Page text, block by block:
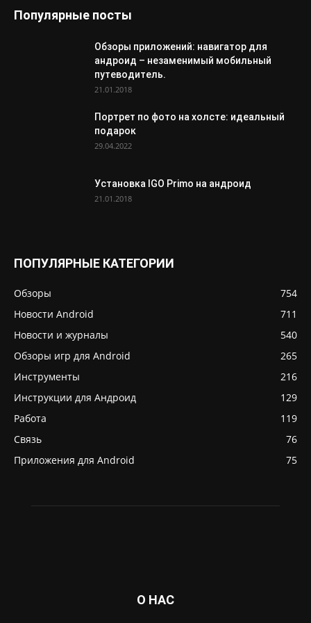
Популярные посты
Обзоры приложений: навигатор для
андроид – незаменимый мобильный
путеводитель.
21.01.2018
Портрет по фото на холсте: идеальный
подарок
29.04.2022
Установка IGO Primo на андроид
21.01.2018
ПОПУЛЯРНЫЕ КАТЕГОРИИ
Обзоры
754
Новости Android
711
Новости и журналы
540
Обзоры игр для Android
265
Инструменты
216
Инструкции для Андроид
129
Работа
119
Связь
76
Приложения для Android
75
О НАС